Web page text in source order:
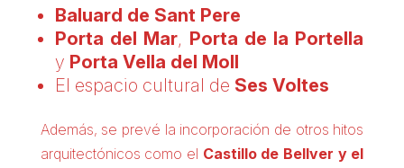
Baluard de Sant Pere
Porta del Mar, Porta de la Portella
y Porta Vella del Moll
El espacio cultural de Ses Voltes
Además, se prevé la incorporación de otros hitos
arquitectónicos como el Castillo de Bellver y el